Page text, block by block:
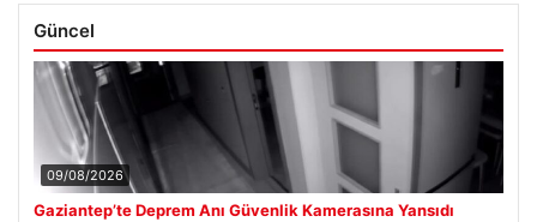
Güncel
09/08/2026
Gaziantep’te Deprem Anı Güvenlik Kamerasına Yansıdı